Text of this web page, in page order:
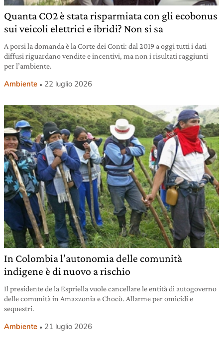
Quanta CO2 è stata risparmiata con gli ecobonus
sui veicoli elettrici e ibridi? Non si sa
A porsi la domanda è la Corte dei Conti: dal 2019 a oggi tutti i dati
diffusi riguardano vendite e incentivi, ma non i risultati raggiunti
per l’ambiente.
Ambiente 22 luglio 2026
In Colombia l’autonomia delle comunità
indigene è di nuovo a rischio
Il presidente de la Espriella vuole cancellare le entità di autogoverno
delle comunità in Amazzonia e Chocò. Allarme per omicidi e
sequestri.
Ambiente 21 luglio 2026